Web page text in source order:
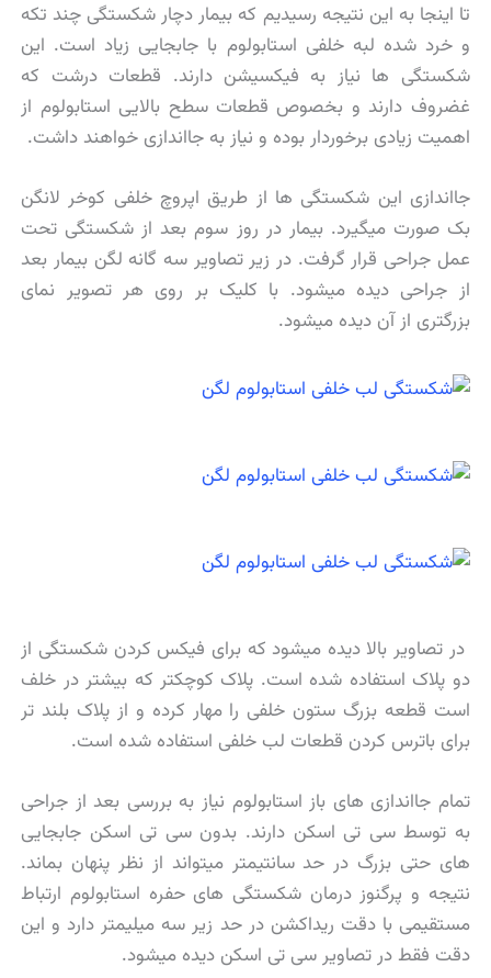
تا اینجا به این نتیجه رسیدیم که بیمار دچار شکستگی چند تکه
و خرد شده لبه خلفی استابولوم با جابجایی زیاد است. این
شکستگی ها نیاز به فیکسیشن دارند. قطعات درشت که
غضروف دارند و بخصوص قطعات سطح بالایی استابولوم از
اهمیت زیادی برخوردار بوده و نیاز به جااندازی خواهند داشت.
جااندازی این شکستگی ها از طریق اپروچ خلفی کوخر لانگن
بک صورت میگیرد. بیمار در روز سوم بعد از شکستگی تحت
عمل جراحی قرار گرفت. در زیر تصاویر سه گانه لگن بیمار بعد
از جراحی دیده میشود. با کلیک بر روی هر تصویر نمای
بزرگتری از آن دیده میشود.
در تصاویر بالا دیده میشود که برای فیکس کردن شکستگی از
دو پلاک استفاده شده است. پلاک کوچکتر که بیشتر در خلف
است قطعه بزرگ ستون خلفی را مهار کرده و از پلاک بلند تر
برای باترس کردن قطعات لب خلفی استفاده شده است.
تمام جااندازی های باز استابولوم نیاز به بررسی بعد از جراحی
به توسط سی تی اسکن دارند. بدون سی تی اسکن جابجایی
های حتی بزرگ در حد سانتیمتر میتواند از نظر پنهان بماند.
نتیجه و پرگنوز درمان شکستگی های حفره استابولوم ارتباط
مستقیمی با دقت ریداکشن در حد زیر سه میلیمتر دارد و این
دقت فقط در تصاویر سی تی اسکن دیده میشود.